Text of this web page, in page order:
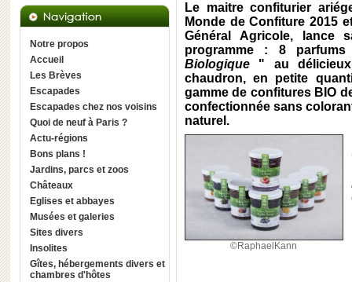
Notre propos
Accueil
Les Brèves
Escapades
Escapades chez nos voisins
Quoi de neuf à Paris ?
Actu-régions
Bons plans !
Jardins, parcs et zoos
Châteaux
Eglises et abbayes
Musées et galeries
Sites divers
Insolites
Gîtes, hébergements divers et
chambres d'hôtes
Le maitre confiturier
Monde de Confiture 2015
Général Agricole, lance
programme : 8
Biologique " au
chaudron, en petite
gamme de confitures BIO
confectionnée sans
naturel.
©RaphaelKann